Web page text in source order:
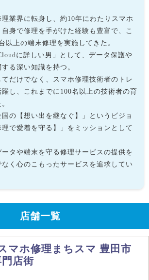
理業界に転身し、約10年にわたりスマホ
身で修理を手がけた経験も豊富で、こ
以上の端末修理を実施してきた。
に詳しい男」として、データ保護や
る深い知識を持つ。
てだけでなく、スマホ修理技術者のトレ
し、これまでに100名以上の技術者の育
の【想い出を継なぐ】」というビジョ
で愛着を守る】」をミッションとして
タや端末を守る修理サービスの提供を
く心のこもったサービスを追求してい
店舗一覧
マホ修理まちスマ 豊田市
店街